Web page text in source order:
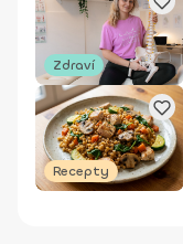
Zdraví
Recepty